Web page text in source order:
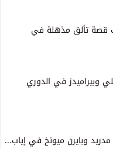
قصة تألق مذهلة في
وبيراميدز في الدوري
مدريد وبايرن ميونخ في إياب...